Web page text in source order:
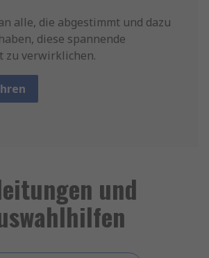
alle, die abgestimmt und dazu
diese spannende
zu verwirklichen.
und